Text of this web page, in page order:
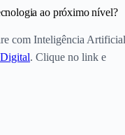
ao próximo nível?
com Inteligência Artificial
. Clique no link e